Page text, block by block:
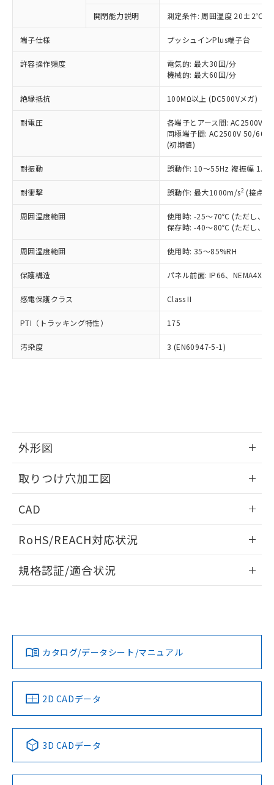
開閉能力説明 測定条件: 周囲温度 20±2℃、
端子仕様 プッシュインPlus端子台
許容操作頻度
電気的: 最大30回/分
機械的: 最大60回/分
絶縁抵抗 100MΩ以上 (DC500Vメガ)
耐電圧
各端子とアース間: AC2500V
同極端子間: AC2500V 50/
(初期値)
耐振動 誤動作: 10～55Hz 複振幅
耐衝撃 誤動作: 最大1000m/s2 (接点
周囲温度範囲
使用時: -25～70℃ (ただし、氷
保存時: -40～80℃ (ただし、氷
周囲湿度範囲 使用時: 35～85%RH
保護構造 パネル前面: IP66、NEMA4X,
感電保護クラス Class II
PTI（トラッキング特性） 175
汚染度 3 (EN60947-5-1)
外形図
取りつけ穴加工図
CAD
ドすることができます。
ログイン/会員登録
ダウンロードデータをご利用いただく前に、以下を必ずお読
みください。
ソフトウェアの使用条件
RoHS/REACH対応状況
EU RoHS 注意事項・凡例
対応済み
中国 RoHS 注意事項・凡例
Pb Hg Cd Cr(VI)
規格認証/適合状況
カタログ/データシート/マニュアル
2D CADデータ
3D CADデータ
以下の条件をお読みいただき、同意のうえ
ご利用ください。
本サービスは、当社制御機器事業取扱
商品の当社在庫状況および標準価格
当社制御機器事業取扱商品の中には、
本サービスの対象外となる商品もある
ことをご了承ください。
在庫状況および標準価格照会結果は、
記載している更新日時点での社内デー
タに基づき作成されるものであり、閲
覧された時点での実際の在庫および標
準価格とは異なる場合があることをご
正式な納期状況および標準価格はお客
様のお取引先、またはお客様担当のオ
ムロン制御機器販売店・当社販売員に
オムロン制御機器販売店や当社販売拠
販売ネットワーク
」をご確認
ください。
在庫状況および標準価格結果を当社の
事前の承諾なく第三者に漏洩または開
マイパーツ機能（部品リスト作成サー
および当社の共同利用者が、当社の製
※当社の共同利用者とは、
の共同利用に関して"
の「1.共同利
対応予定なし：EU RoHS指令（10物質）の
非含有に非対応の商品で、対応品を出す予
定はありません。
調査・確認中：EU RoHS指令（10物質）の
非含有の対応状況を調査中または確認中の
非該当品：ライセンス料など無形物で、有
害物質有無と関係のない商品です。
いたものが、含有品と判明した場合などや
むを得ず変更することがあります。
六価クロム(Cr(Ⅵ)) 1000ppm以下、ポリ臭化ビフェニル
類(PBB) 1000ppm以下、ポリ臭化ジフェニルエーテル類
(PBDE) 1000ppm以下、フタル酸ビス(2-エチルヘキシ
ル) (DEHP)(別名：DOP) 1000ppm以下、フタル酸ブチ
ルベンジル（BBP） 1000ppm以下、フタル酸ジブチル
（DBP） 1000ppm以下、フタル酸ジイソブチル
(DIBP) 1000ppm以下
フタル酸エステル類の４物質については閾値を超える意
図的な使用がないことを確認しています。
※2 対応予定月
部品在庫の切り替え状況などにより、予定
月が前後することがあります。
とができます。
EU RoHS指令（10物質）の非含有証明書
ものではありません。
また、RoHS指令のフタル酸エステル類４
物質の対応では、対応完了までの期間は出
荷製品に未対応品が混在することから備考
欄に対応日を記載しておりました。
※1 中国RoHS○×表
「○」：最大均質材料含有率が中国RoHSの
基準値以下であることを示します。
「×」：最大均質材料含有率が中国RoHSの
基準値を超えていることを示します。
「－」：未確認です。当社販売部門へお問
*中国RoHS10物質の基準値 (GB/T26572)：
Pb(鉛) :1000ppm、 Hg(水銀) : 1000ppm、 Cd(カドミウ
Cr(Ⅵ)(六価クロム) : 1000ppm、 PBBs(ポリ臭化ビフェ
ニル類) : 1000ppm、 PBDEs(ポリ臭化ジフェニルエーテ
DBP(フタル酸ジブチル) : 1000ppm、 DIBP(フタル酸ジ
イソブチル) : 1000ppm、 BBP(フタル酸ブチルベンジ
ル) : 1000ppm、
DEHP(フタル酸ビス(2-エチルヘキシル)) : 1000ppm
※2 環境保護使用期限
「ｅ」：有害物質（10物質）のすべてが基
準値以下であることを示します。
「10」：通常の使用状況下において有害物
質が外部に漏えいし、環境に深刻な影響を
当社は、これら貴社製品のうち、外国
為替および外国貿易法に定める商品
（以下｢規制貨物等」という）を輸出
または国外への提供する場合は、日本
国政府の輸出許可(または役務取引許
可)を取得するなどの必要な手続きを
当社は規制貨物を破棄する場合は、完
全に破砕するなど、違法に輸出されな
いよう必要な手段を講じます。
ル、化学兵器、生物兵器またはその他
武器並びにこれらの製造装置等に一切
使用いたしません。
当社は、貴社製品を第三者に販売する
場合は、上記1、2および3の内容を当
該第三者に通知します。また当社は、
販売先および販売に係わる関係者が違
法に輸出するおそれがある場合は、取
○ 一定数以上の在庫あり
一定数には満たないが在庫あり
在庫なし(最新の在庫状況につ
いては、お客様のお取引先、ま
たはお客様担当のオムロン制御
機器販売店・当社販売員にご確
認ください)
受注生産機種、また在庫状況の